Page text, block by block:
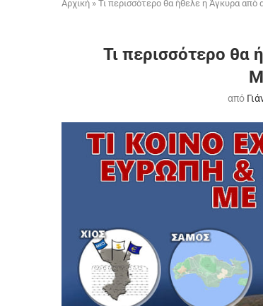
Αρχική » Τι περισσότερο θα ήθελε η Άγκυρα από
Τι περισσότερο θα
από